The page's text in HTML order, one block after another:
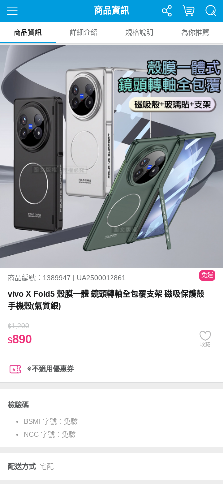
商品資訊
商品資訊 詳細介紹 規格說明 為你推薦
商品編號：1389947 | UA2500012861 免運
vivo X Fold5 殼膜一體 鏡頭轉軸全包覆支架 磁吸保護殼
手機殼(氣質銀)
$1,200
$890 收藏
※不適用優惠券
檢驗碼
BSMI 字號： 免驗
NCC 字號： 免驗
配送方式 宅配